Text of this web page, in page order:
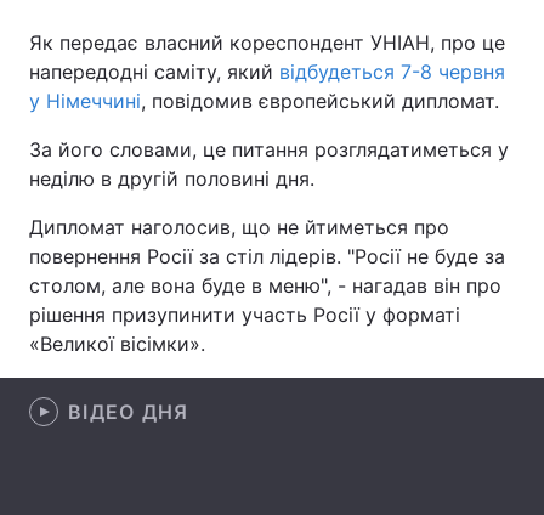
Україна Політика
Економіка Світ
Спорт
Техно і зв'язок
Як передає власний кореспондент УНІАН, про це
напередодні саміту, який відбудеться 7-8 червня
у Німеччині, повідомив європейський дипломат.
За його словами, це питання розглядатиметься у
неділю в другій половині дня.
Дипломат наголосив, що не йтиметься про
повернення Росії за стіл лідерів. "Росії не буде за
столом, але вона буде в меню", - нагадав він про
рішення призупинити участь Росії у форматі
«Великої вісімки».
ВІДЕО ДНЯ